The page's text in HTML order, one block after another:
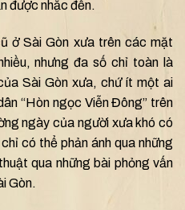
được nhắc đến.
ở Sài Gòn xưa trên các mặt
nhưng đa số chỉ toàn là
Sài Gòn xưa, chứ ít một ai
“Hòn ngọc Viễn Đông” trên
ngày của người xưa khó có
có thể phản ánh qua những
qua những bài phỏng vấn
Gòn.